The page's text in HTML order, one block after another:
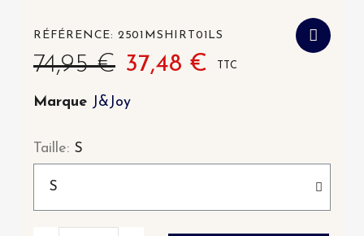
RÉFÉRENCE 2501MSHIRT01LS
74,95 € 37,48 € TTC
Marque J&Joy
Taille S